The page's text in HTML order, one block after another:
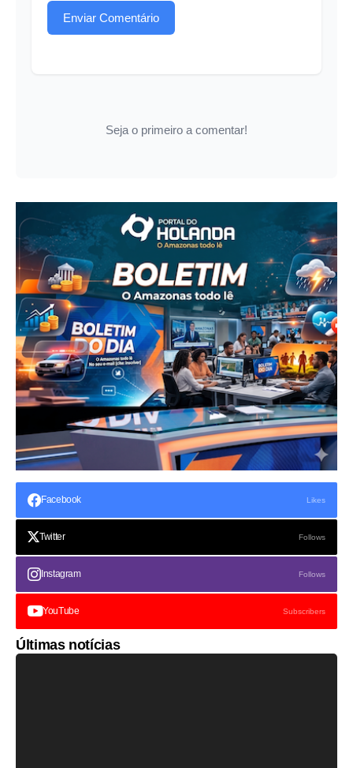
Enviar Comentário
Seja o primeiro a comentar!
Facebook Likes
Twitter Follows
Instagram Follows
YouTube Subscribers
Últimas notícias